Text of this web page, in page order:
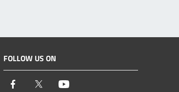
FOLLOW US ON
Facebook Twitter